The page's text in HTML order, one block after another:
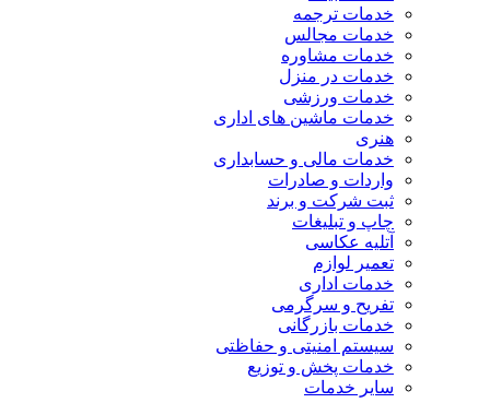
خدمات ترجمه
خدمات مجالس
خدمات مشاوره
خدمات در منزل
خدمات ورزشی
خدمات ماشین های اداری
هنری
خدمات مالی و حسابداری
واردات و صادرات
ثبت شرکت و برند
چاپ و تبلیغات
آتلیه عکاسی
تعمیر لوازم
خدمات اداری
تفریح و سرگرمی
خدمات بازرگانی
سیستم امنیتی و حفاظتی
خدمات پخش و توزیع
سایر خدمات